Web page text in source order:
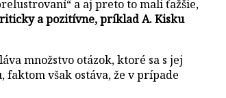
a aj preto to mali ťažšie,
a pozitívne, príklad A. Kisku
množstvo otázok, ktoré sa s jej
faktom však ostáva, že v prípade